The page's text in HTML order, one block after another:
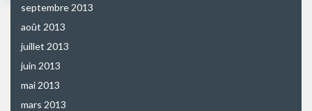
septembre 2013
août 2013
juillet 2013
juin 2013
mai 2013
mars 2013